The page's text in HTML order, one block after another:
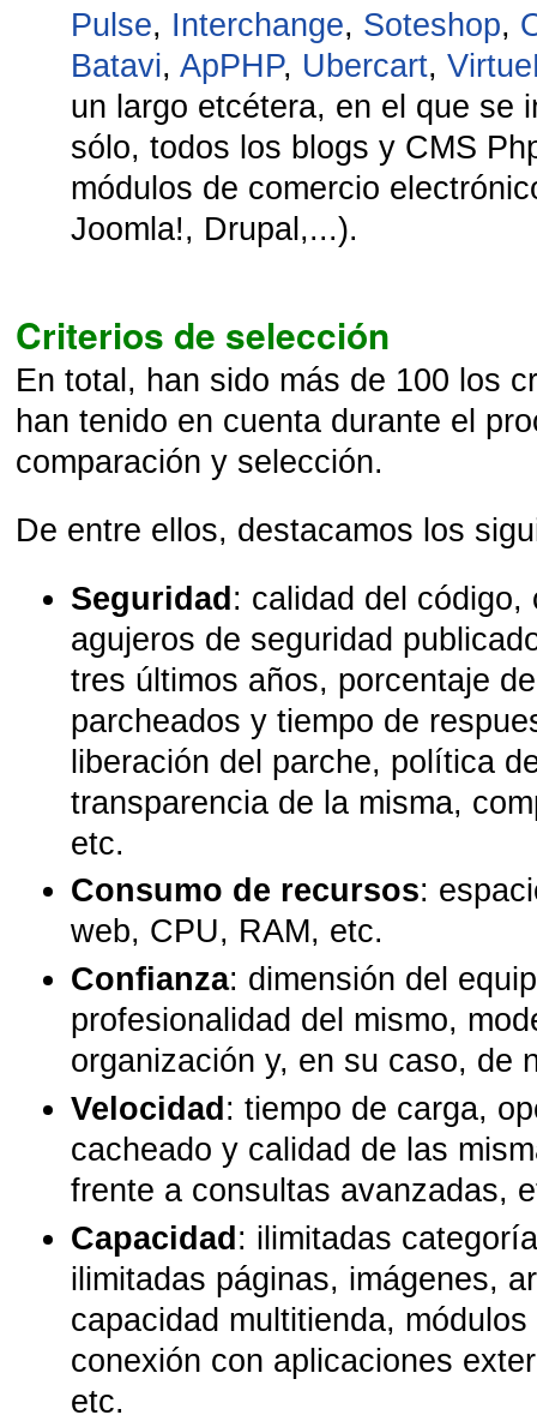
Pulse, Interchange, Soteshop,
Batavi,ApPHP, Ubercart,
un largo etcétera, en el que se
sólo, todos los blogs y CMS
módulos de comercio
Joomla!, Drupal,...).
Criterios de selección
En total, han sido más de 100 los
han tenido en cuenta durante el
comparación y selección.
De entre ellos, destacamos los
Seguridad : calidad del código,
agujeros de seguridad
tres últimos años, porcentaje
parcheados y tiempo de
liberación del parche, política
transparencia de la misma,
etc.
Consumo de recursos:
web, CPU, RAM, etc.
Confianza: dimensión del
profesionalidad del mismo,
organización y, en su caso, de
Velocidad : tiempo de carga,
cacheado y calidad de las
frente a consultas avanzadas,
Capacidad : ilimitadas
ilimitadas páginas, imágenes,
capacidad multitienda,
conexión con aplicaciones
etc.